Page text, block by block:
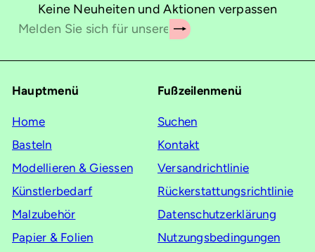
Keine Neuheiten und Aktionen verpassen
Abonnieren
Melden
sich
unsere
an
Hauptmenü
Home
Basteln
Modellieren & Giessen
Künstlerbedarf
Malzubehör
Papier & Folien
Fußzeilenmenü
Suchen
Kontakt
Versandrichtlinie
Rückerstattungsrichtlinie
Datenschutzerklärung
Nutzungsbedingungen